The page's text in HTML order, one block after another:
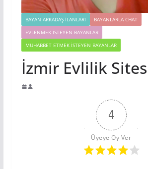
BAYAN ARKADAŞ İLANLARI
BAYANLARLA CHAT
EVLENMEK İSTEYEN BAYANLAR
MUHABBET ETMEK İSTEYEN BAYANLAR
İzmir Evlilik
4
Üyeye Oy Ver